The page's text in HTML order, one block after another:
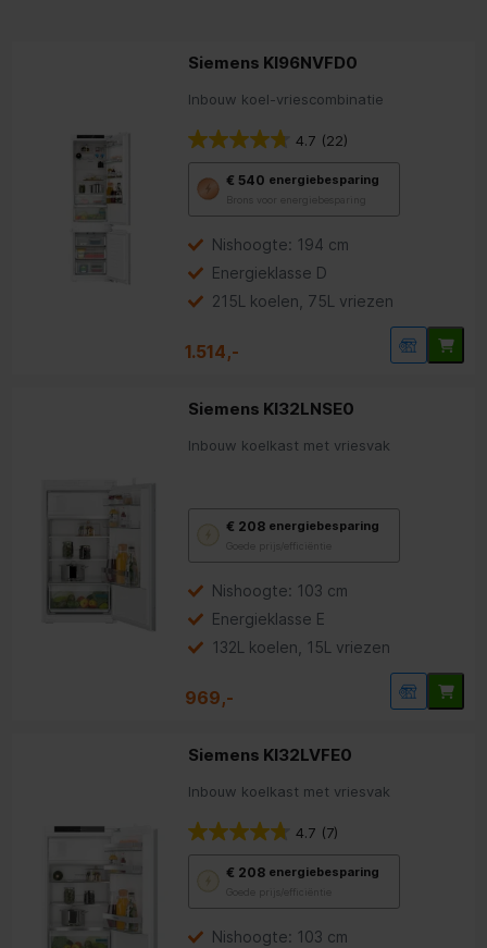
Siemens KI96NVFD0
Inbouw koel-vriescombinatie
4.7 (22)
€ 540 energiebesparing
Brons voor energiebesparing
deze
Youreko’s
voor
energiebesparing.
Nishoogte: 194 cm
Energieklasse D
215L koelen, 75L vriezen
1.514,-
Siemens KI32LNSE0
Inbouw koelkast met vriesvak
€ 208 energiebesparing
Goede prijs/efficiëntie
Youreko’s
voor
energiebesparing.
Nishoogte: 103 cm
Energieklasse E
132L koelen, 15L vriezen
969,-
Siemens KI32LVFE0
Inbouw koelkast met vriesvak
4.7 (7)
€ 208 energiebesparing
Goede prijs/efficiëntie
Youreko’s
Nishoogte: 103 cm